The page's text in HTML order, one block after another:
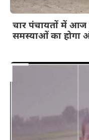
चार पंचायतों में आज
समस्याओं का होगा